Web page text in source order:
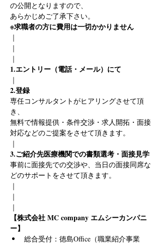
の公開となりますので、
あらかじめご了承下さい。
※求職者の方に費用は一切かかりません
｜
｜
｜
1.エントリー（電話・メール）にて
｜
2.登録
専任コンサルタントがヒアリングさせて頂
き、
無料で情報提供・条件交渉・求人開拓・面接
対応などのご提案をさせて頂きます。
｜
3.ご紹介先医療機関での書類選考・面接見学
事前に面接先での交渉や、当日の面接同席な
どのサポートをさせて頂きます。
｜
｜
｜
【株式会社 MC company エムシーカンパニ
ー】
総合受付：徳島Office（職業紹介事業